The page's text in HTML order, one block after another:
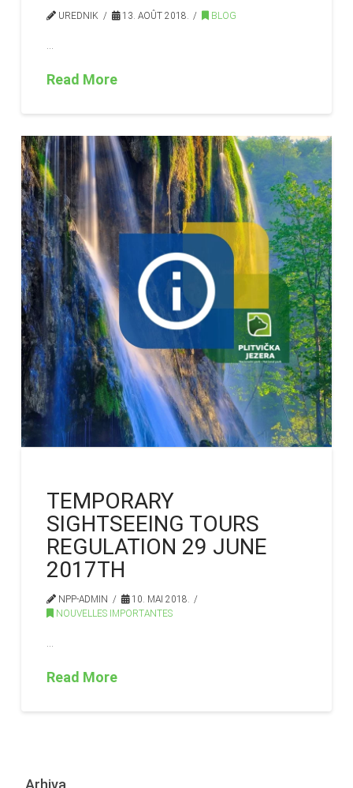
UREDNIK 13. AOÛT 2018. BLOG
…
Read More
TEMPORARY
SIGHTSEEING TOURS
REGULATION 29 JUNE
2017TH
NPP-ADMIN
10. MAI 2018.
NOUVELLES IMPORTANTES
…
Read More